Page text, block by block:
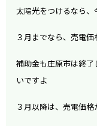
太陽光をつけるなら
３月までなら、売電価
補助金も庄原市は終
いですよ
３月以降は、売電価